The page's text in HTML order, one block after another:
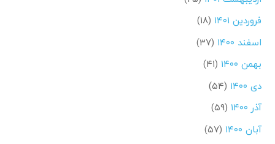
فروردین ۱۴۰۱
(۱۸)
اسفند ۱۴۰۰
(۳۷)
بهمن ۱۴۰۰
(۴۱)
دی ۱۴۰۰
(۵۴)
آذر ۱۴۰۰
(۵۹)
آبان ۱۴۰۰
(۵۷)